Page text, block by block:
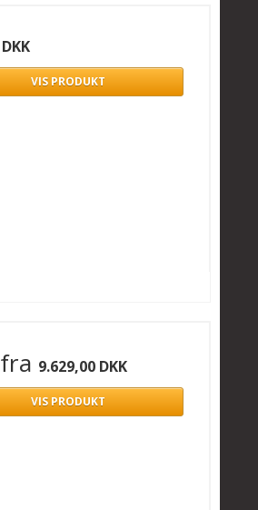
VIS PRODUKT
9.629,00 DKK
VIS PRODUKT